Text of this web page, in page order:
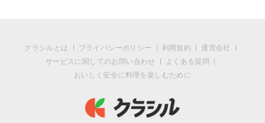
クラシルとは プライバシーポリシー 利用規約
運営会社
サービスに関してのお問い合わせ
よくある質問
おいしく安全に料理を楽しむために